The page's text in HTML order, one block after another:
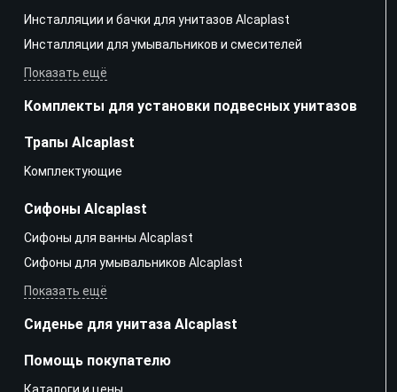
Инсталляции и бачки для унитазов Alcaplast
Инсталляции для умывальников и смесителей
Показать ещё
Комплекты для установки подвесных унитазов
Трапы Alcaplast
Kомплектующие
Сифоны Alcaplast
Сифоны для ванны Alcaplast
Сифоны для умывальников Alcaplast
Показать ещё
Сиденье для унитаза Alcaplast
Помощь покупателю